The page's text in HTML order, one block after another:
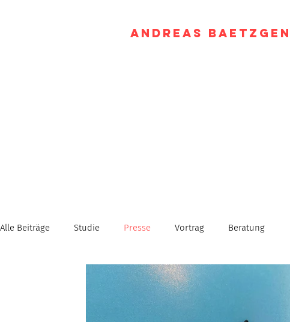
Andreas Baetzgen
Alle Beiträge Studie Presse Vortrag Beratung